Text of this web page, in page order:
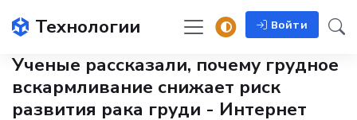
Технологии Войти
Ученые рассказали, почему грудное
вскармливание снижает риск
развития рака груди - Интернет